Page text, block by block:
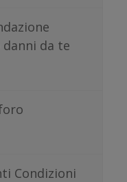
da te
Condizioni